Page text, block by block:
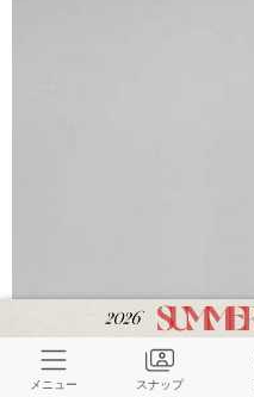
メニュー スナップ